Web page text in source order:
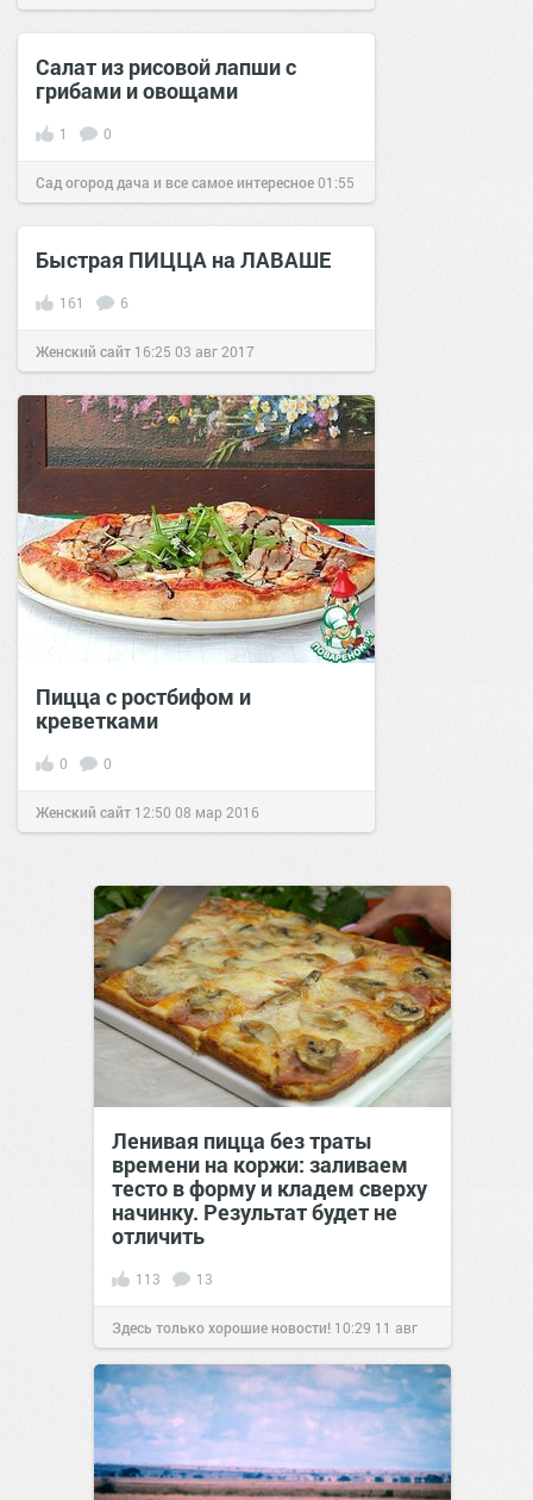
Салат из рисовой лапши с
грибами и овощами
1 0
Сад огород дача и все самое интересное01:55
13 окт 2016
Быстрая ПИЦЦА на ЛАВАШЕ
161 6
Женский сайт 16:25 03 авг 2017
Пицца с ростбифом и
креветками
0 0
Женский сайт 12:50 08 мар 2016
Ленивая пицца без траты
времени на коржи: заливаем
тесто в форму и кладем сверху
начинку. Результат будет не
отличить
113 13
Здесь только хорошие новости! 10:29 11 авг
2021